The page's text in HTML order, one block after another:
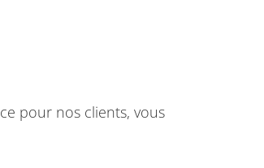
pour nos clients, vous